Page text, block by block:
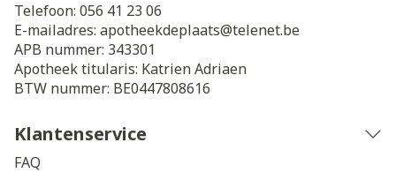
Telefoon: 056 41 23 06
E-mailadres: apotheekdeplaats@telenet.be
APB nummer: 343301
Apotheek titularis: Katrien Adriaen
BTW nummer: BE0447808616
Klantenservice
FAQ